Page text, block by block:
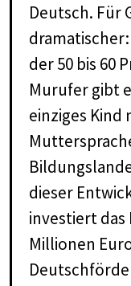
Deutsch. Für
der 50 bis 60
Murufer gibt
einziges Kind
dieser
investiert das
Millionen